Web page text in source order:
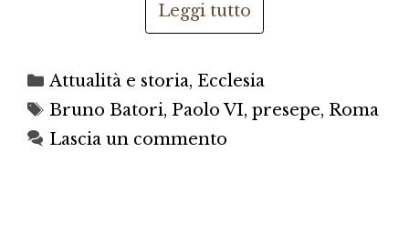
Leggi tutto
Categorie
Attualità e storia, Ecclesia
Tag
Bruno Batori, Paolo VI, presepe, Roma
Lascia un commento